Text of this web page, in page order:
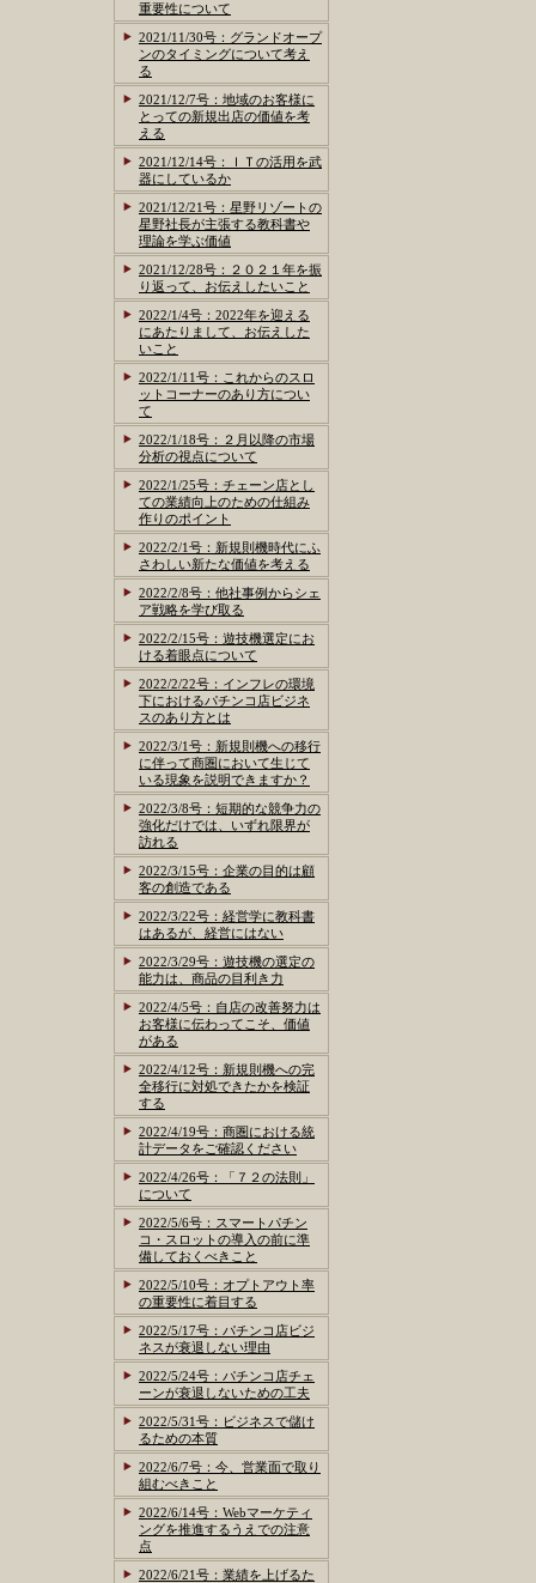
重要性について
2021/11/30号：グランドオープ
ンのタイミングについて考え
る
2021/12/7号：地域のお客様に
とっての新規出店の価値を考
える
2021/12/14号：ＩＴの活用を武
器にしているか
2021/12/21号：星野リゾートの
星野社長が主張する教科書や
理論を学ぶ価値
2021/12/28号：２０２１年を振
り返って、お伝えしたいこと
2022/1/4号：2022年を迎える
にあたりまして、お伝えした
いこと
2022/1/11号：これからのスロ
ットコーナーのあり方につい
て
2022/1/18号：２月以降の市場
分析の視点について
2022/1/25号：チェーン店とし
ての業績向上のための仕組み
作りのポイント
2022/2/1号：新規則機時代にふ
さわしい新たな価値を考える
2022/2/8号：他社事例からシェ
ア戦略を学び取る
2022/2/15号：遊技機選定にお
ける着眼点について
2022/2/22号：インフレの環境
下におけるパチンコ店ビジネ
スのあり方とは
2022/3/1号：新規則機への移行
に伴って商圏において生じて
いる現象を説明できますか？
2022/3/8号：短期的な競争力の
強化だけでは、いずれ限界が
訪れる
2022/3/15号：企業の目的は顧
客の創造である
2022/3/22号：経営学に教科書
はあるが、経営にはない
2022/3/29号：遊技機の選定の
能力は、商品の目利き力
2022/4/5号：自店の改善努力は
お客様に伝わってこそ、価値
がある
2022/4/12号：新規則機への完
全移行に対処できたかを検証
する
2022/4/19号：商圏における統
計データをご確認ください
2022/4/26号：「７２の法則」
について
2022/5/6号：スマートパチン
コ・スロットの導入の前に準
備しておくべきこと
2022/5/10号：オプトアウト率
の重要性に着目する
2022/5/17号：パチンコ店ビジ
ネスが衰退しない理由
2022/5/24号：パチンコ店チェ
ーンが衰退しないための工夫
2022/5/31号：ビジネスで儲け
るための本質
2022/6/7号：今、営業面で取り
組むべきこと
2022/6/14号：Webマーケティ
ングを推進するうえでの注意
点
2022/6/21号：業績を上げるた